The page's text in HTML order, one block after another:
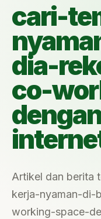
cari-
dia-
co-
Artikel dan berita
kerja-nyaman-di-
working-space-